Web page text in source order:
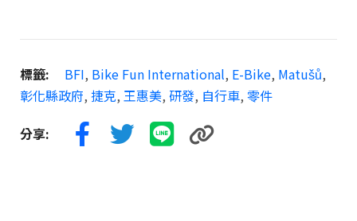
標籤: BFI, Bike Fun International, E-Bike, Matušů,
彰化縣政府, 捷克, 王惠美, 研發, 自行車, 零件
分享: